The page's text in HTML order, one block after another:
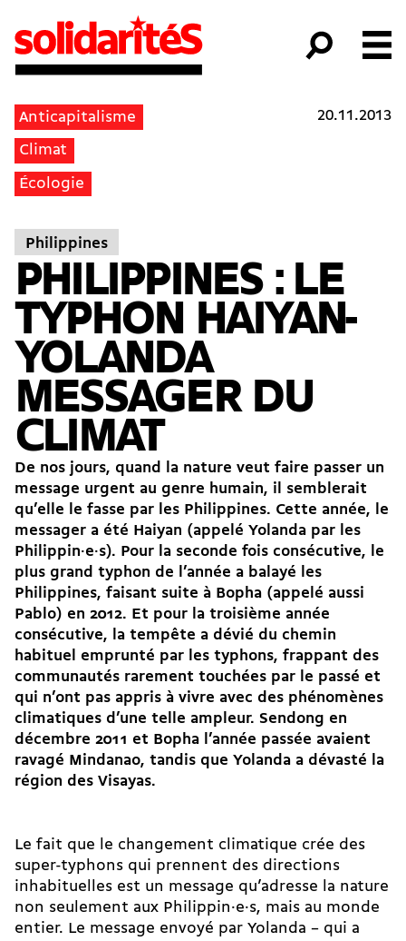
Anticapitalisme
Climat
Écologie
20.11.2013
Philippines
PHILIPPINES : LE
TYPHON HAIYAN-
YOLANDA
MESSAGER DU
CLIMAT
De nos jours, quand la nature veut faire passer un
message urgent au genre humain, il semblerait
qu’elle le fasse par les Philippines. Cette année, le
messager a été Haiyan (appelé Yolanda par les
Philippin·e·s). Pour la seconde fois consécutive, le
plus grand typhon de l’année a balayé les
Philippines, faisant suite à Bopha (appelé aussi
Pablo) en 2012. Et pour la troisième année
consécutive, la tempête a dévié du chemin
habituel emprunté par les typhons, frappant des
communautés rarement touchées par le passé et
qui n’ont pas appris à vivre avec des phénomènes
climatiques d’une telle ampleur. Sendong en
décembre 2011 et Bopha l’année passée avaient
ravagé Mindanao, tandis que Yolanda a dévasté la
région des Visayas.
Le fait que le changement climatique crée des
super-­typhons qui prennent des directions
inhabituelles est un message qu’adresse la nature
non seulement aux Phi­lip­pin·e·s, mais au monde
entier. Le message envoyé par Yolanda – qui a